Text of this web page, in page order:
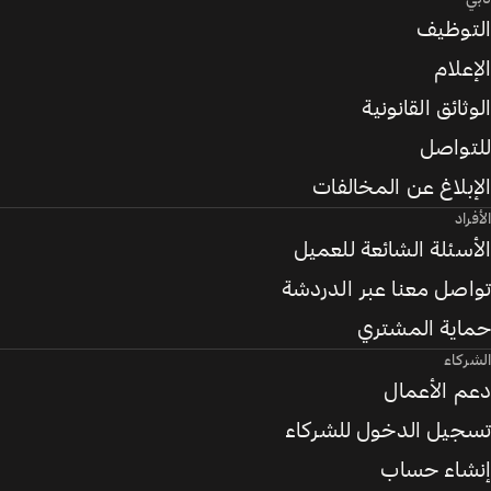
التوظيف
الإعلام
الوثائق القانونية
للتواصل
الإبلاغ عن المخالفات
الأفراد
الأسئلة الشائعة للعميل
تواصل معنا عبر الدردشة
حماية المشتري
الشركاء
دعم الأعمال
تسجيل الدخول للشركاء
إنشاء حساب